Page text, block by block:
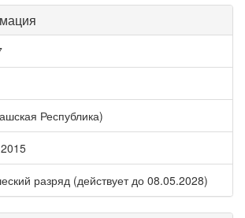
Республика)
разряд (действует до 08.05.2028)